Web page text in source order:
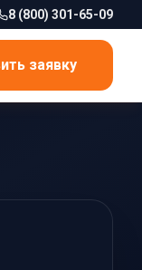
8 (800) 301-65-09
заявку